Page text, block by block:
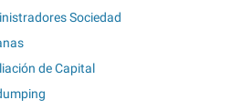
Sociedad
de Capital